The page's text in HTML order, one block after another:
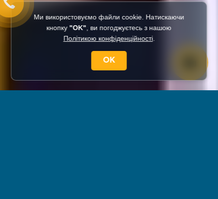
Ми використовуємо файли cookie. Натискаючи
кнопку "OK" , ви погоджуєтесь з нашою
Політикою конфіденційності
OK